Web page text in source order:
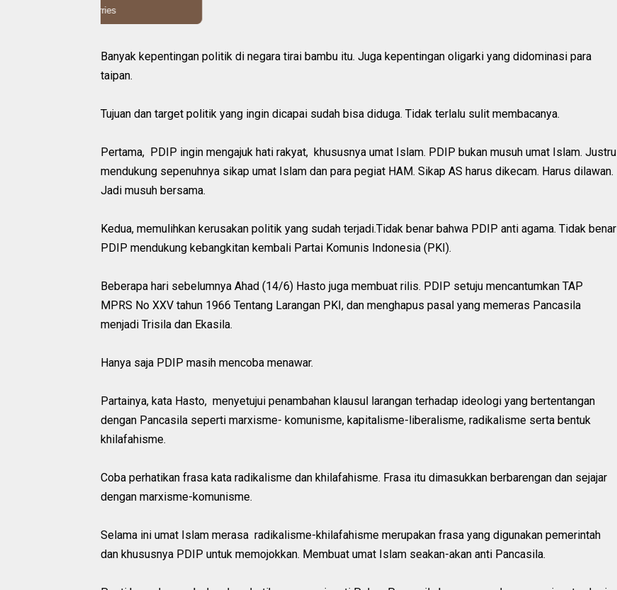
Banyak kepentingan politik di negara tirai bambu itu. Juga kepentingan oligarki yang didominasi para
taipan.
Tujuan dan target politik yang ingin dicapai sudah bisa diduga. Tidak terlalu sulit membacanya.
Pertama, PDIP ingin mengajuk hati rakyat, khususnya umat Islam. PDIP bukan musuh umat Islam. Justru
mendukung sepenuhnya sikap umat Islam dan para pegiat HAM. Sikap AS harus dikecam. Harus dilawan.
Jadi musuh bersama.
Kedua, memulihkan kerusakan politik yang sudah terjadi.Tidak benar bahwa PDIP anti agama. Tidak benar
PDIP mendukung kebangkitan kembali Partai Komunis Indonesia (PKI).
Beberapa hari sebelumnya Ahad (14/6) Hasto juga membuat rilis. PDIP setuju mencantumkan TAP
MPRS No XXV tahun 1966 Tentang Larangan PKI, dan menghapus pasal yang memeras Pancasila
menjadi Trisila dan Ekasila.
Hanya saja PDIP masih mencoba menawar.
Partainya, kata Hasto, menyetujui penambahan klausul larangan terhadap ideologi yang bertentangan
dengan Pancasila seperti marxisme- komunisme, kapitalisme-liberalisme, radikalisme serta bentuk
khilafahisme.
Coba perhatikan frasa kata radikalisme dan khilafahisme. Frasa itu dimasukkan berbarengan dan sejajar
dengan marxisme-komunisme.
Selama ini umat Islam merasa radikalisme-khilafahisme merupakan frasa yang digunakan pemerintah
dan khususnya PDIP untuk memojokkan. Membuat umat Islam seakan-akan anti Pancasila.